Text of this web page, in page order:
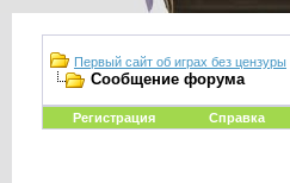
Первый сайт об играх без цензуры
Сообщение форума
Регистрация Справка